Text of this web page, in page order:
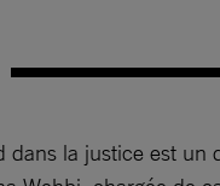
dans la justice est un